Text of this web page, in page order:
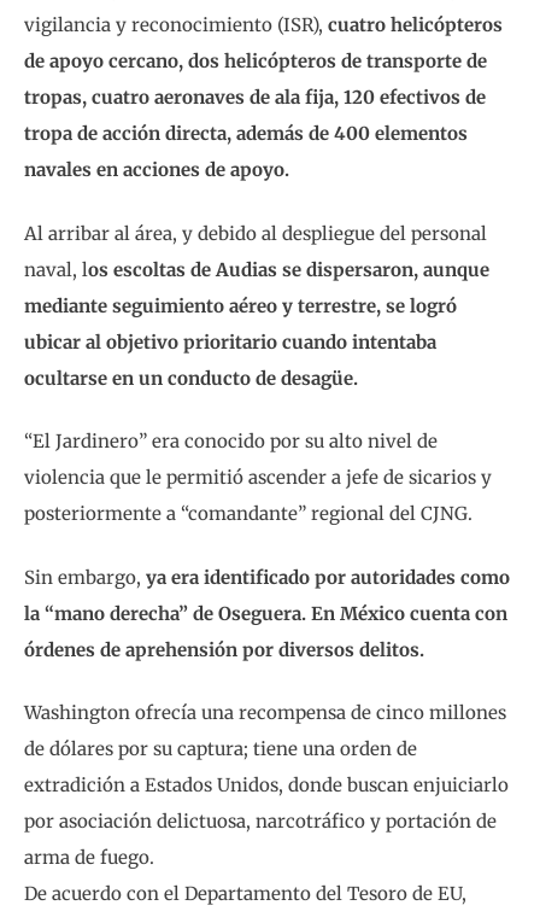
vigilancia y reconocimiento (ISR), cuatro helicópteros
de apoyo cercano, dos helicópteros de transporte de
tropas, cuatro aeronaves de ala fija, 120 efectivos de
tropa de acción directa, además de 400 elementos
navales en acciones de apoyo.
Al arribar al área, y debido al despliegue del personal
naval, los escoltas de Audias se dispersaron, aunque
mediante seguimiento aéreo y terrestre, se logró
ubicar al objetivo prioritario cuando intentaba
ocultarse en un conducto de desagüe.
“El Jardinero” era conocido por su alto nivel de
violencia que le permitió ascender a jefe de sicarios y
posteriormente a “comandante” regional del CJNG.
Sin embargo, ya era identificado por autoridades como
la “mano derecha” de Oseguera. En México cuenta con
órdenes de aprehensión por diversos delitos.
Washington ofrecía una recompensa de cinco millones
de dólares por su captura; tiene una orden de
extradición a Estados Unidos, donde buscan enjuiciarlo
por asociación delictuosa, narcotráfico y portación de
arma de fuego.
De acuerdo con el Departamento del Tesoro de EU,